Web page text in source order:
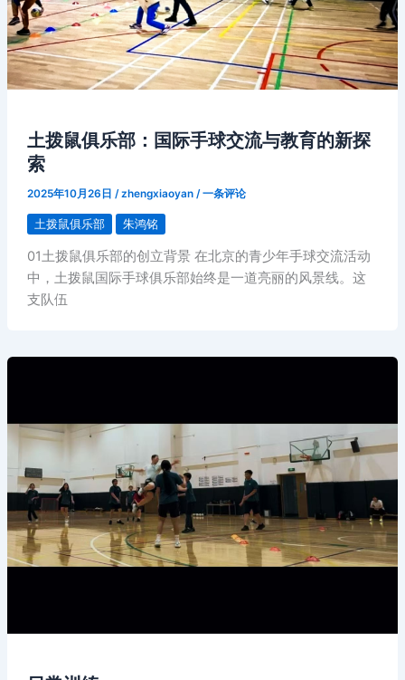
土拨鼠俱乐部：国际手球交流与教育的新探
索
2025年10月26日 /zhengxiaoyan /一条评论
土拨鼠俱乐部 朱鸿铭
01土拨鼠俱乐部的创立背景 在北京的青少年手球交流活动
中，土拨鼠国际手球俱乐部始终是一道亮丽的风景线。这
支队伍